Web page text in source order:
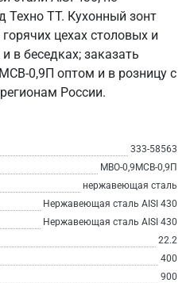
Техно ТТ. Кухонный зонт
цехах столовых и
в беседках; заказать
0,9П оптом и в розницу с
России.
333-58563
МВО-0,9МСВ-0,9П
нержавеющая сталь
Нержавеющая сталь AISI 430
Нержавеющая сталь AISI 430
22.2
400
900